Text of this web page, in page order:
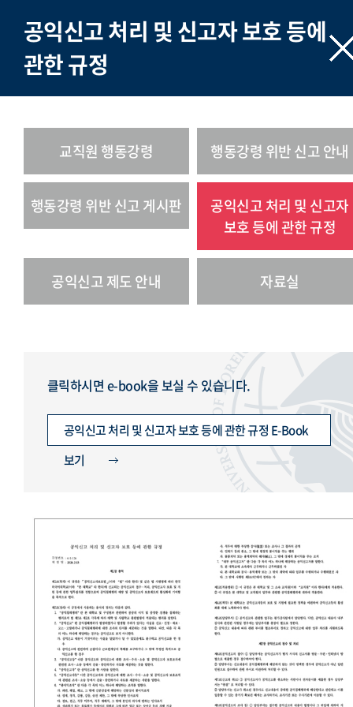
공익신고 처리 및 신고자 보호 등에
관한 규정
교직원 행동강령 행동강령 위반 신고 안내
행동강령 위반 신고 게시판
공익신고 처리 및 신고자
보호 등에 관한 규정
공익신고 제도 안내 자료실
클릭하시면 e-book을 보실 수 있습니다.
공익신고 처리 및 신고자 보호 등에 관한 규정 E-Book
보기